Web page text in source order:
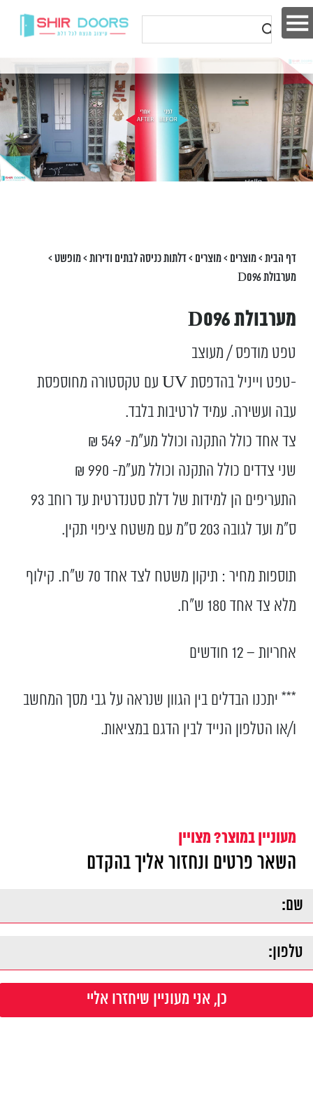
דף הבית>מוצרים >מוצרים >דלתות כניסה לבתים ודירות>מופשט>
מערבולת D096
מערבולת D096
טפט מודפס / מעוצב
-טפט וייניל בהדפסת UV עם טקסטורה מחוספסת
עבה ועשירה. עמיד לרטיבות בלבד.
צד אחד כולל התקנה וכולל מע”מ- 549 ₪
שני צדדים כולל התקנה וכולל מע”מ- 990 ₪
התעריפים הן למידות של דלת סטנדרטית עד רוחב 93
ס”מ ועד לגובה 203 ס”מ עם משטח ציפוי תקין.
תוספות מחיר : תיקון משטח לצד אחד 70 ש"ח. קילוף
מלא צד אחד 180 ש"ח.
אחריות – 12 חודשים
*** יתכנו הבדלים בין הגוון שנראה על גבי מסך המחשב
ו/או הטלפון הנייד לבין הדגם במציאות.
מעוניין במוצר? מצויין
השאר פרטים ונחזור אליך בהקדם